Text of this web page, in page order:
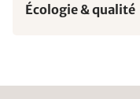
Écologie & qualité